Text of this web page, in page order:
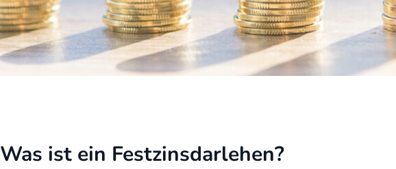
Was ist ein Festzinsdarlehen?